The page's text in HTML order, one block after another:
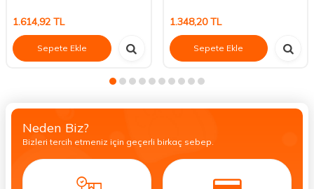
1.614,92 TL
Sepete Ekle
1.348,20TL
Sepete Ekle
Neden Biz?
Bizleri tercih etmeniz için geçerli birkaç sebep.